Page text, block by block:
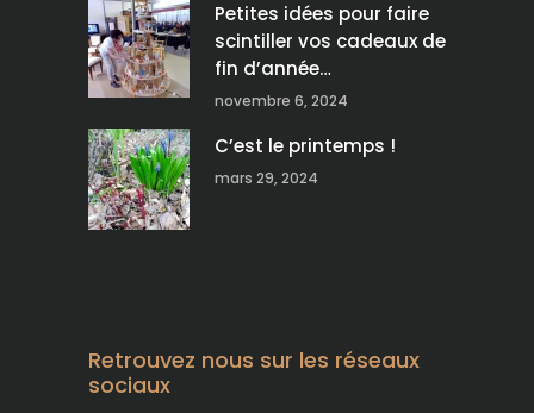
Petites idées pour faire
scintiller vos cadeaux de
fin d’année…
novembre 6, 2024
C’est le printemps !
mars 29, 2024
Retrouvez nous sur les réseaux
sociaux